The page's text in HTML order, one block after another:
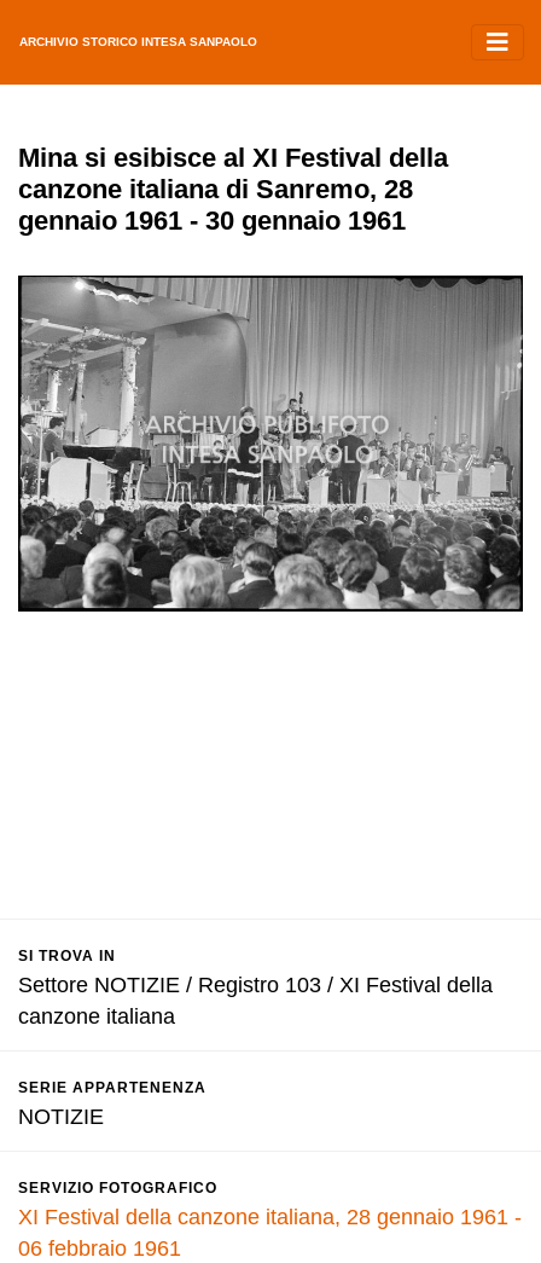
ARCHIVIO STORICO INTESA SANPAOLO
Mina si esibisce al XI Festival della
canzone italiana di Sanremo, 28
gennaio 1961 - 30 gennaio 1961
SI TROVA IN
Settore NOTIZIE / Registro 103 / XI Festival della
canzone italiana
SERIE APPARTENENZA
NOTIZIE
SERVIZIO FOTOGRAFICO
XI Festival della canzone italiana, 28 gennaio 1961 -
06 febbraio 1961